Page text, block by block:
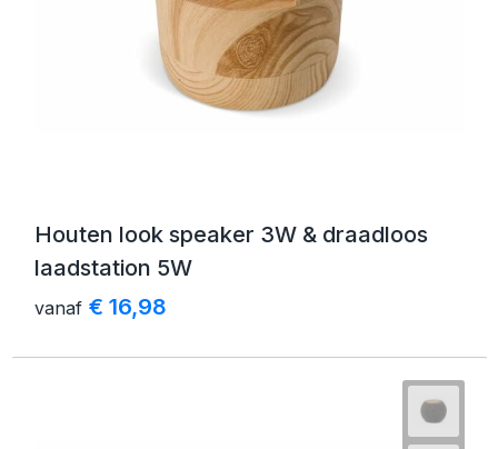
Houten look speaker 3W & draadloos
laadstation 5W
vanaf € 16,98